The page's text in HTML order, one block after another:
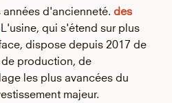
années d'ancienneté. des
L'usine, qui s'étend sur plus
dispose depuis 2017 de
de production, de
les plus avancées du
majeur.